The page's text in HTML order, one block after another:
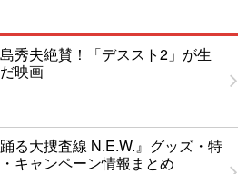
秀夫絶賛！「デススト2」が生
映画
踊る大捜査線 N.E.W.』グッズ・特
キャンペーン情報まとめ